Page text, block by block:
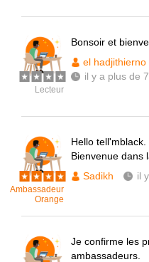
Lecteur
Bonsoir et
el hadjithierno
il y a plus de
Ambassadeur
Orange
Hello tell'mblack.
Bienvenue dans
Sadikh
il
Je confirme les
ambassadeurs.